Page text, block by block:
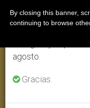
El Papa En La
agosto.
Gracias.
By closing this banner,
continuing to browse